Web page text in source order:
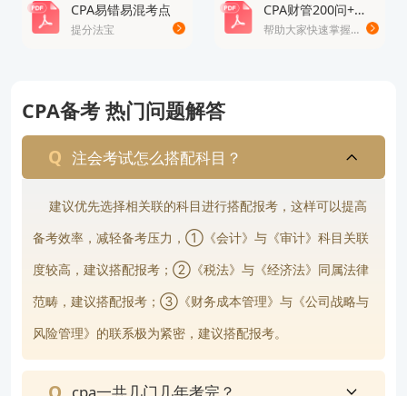
CPA易错易混考点
提分法宝
CPA财管200问+公式大全
帮助大家快速掌握财管的知识
CPA备考 热门问题解答
注会考试怎么搭配科目？
建议优先选择相关联的科目进行搭配报考，这样可以提高
备考效率，减轻备考压力，①《会计》与《审计》科目关联
度较高，建议搭配报考；②《税法》与《经济法》同属法律
范畴，建议搭配报考；③《财务成本管理》与《公司战略与
风险管理》的联系极为紧密，建议搭配报考。